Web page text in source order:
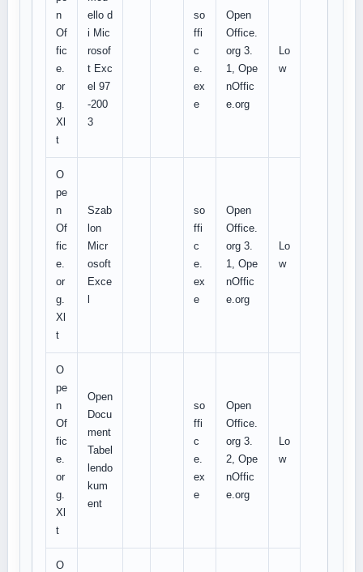
n
Of
fic
e.
or
g.
Xl
t
ello d
i Mic
rosof
t Exc
el 97
-200
3
so
ffi
c
e.
ex
e
Open
Office.
org 3.
1, Ope
nOffic
e.org
Lo
w
O
pe
n
Of
fic
e.
or
g.
Xl
t
Szab
lon
Micr
osoft
Exce
so
ffi
c
e.
ex
e
Open
Office.
org 3.
1, Ope
nOffic
e.org
Lo
w
O
pe
n
Of
fic
e.
or
g.
Xl
t
Open
Docu
ment
Tabel
lendo
kum
ent
so
ffi
c
e.
ex
e
Open
Office.
org 3.
2, Ope
nOffic
e.org
Lo
w
O